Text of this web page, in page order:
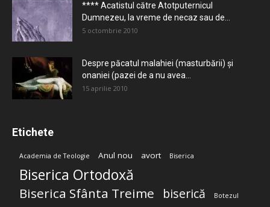
**** Acatistul către Atotputernicul
Dumnezeu, la vreme de necaz sau de...
5 octombrie 2010
Despre păcatul malahiei (masturbării) şi
onaniei (pazei de a nu avea...
15 aprilie 2010
Etichete
Academia de Teologie Anul nou avort Biserica
Biserica Ortodoxă
Biserica Sfânta Treime biserică Botezul